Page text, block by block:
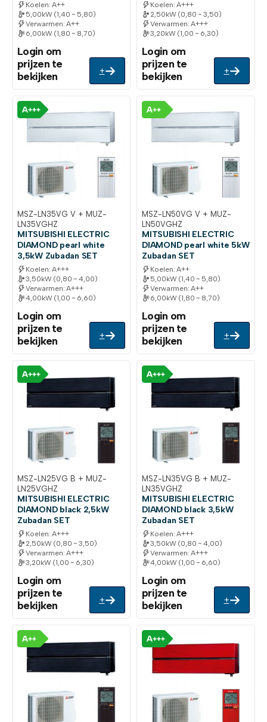
Koelen: A++
5,00kW (1,40 ~ 5,80)
Verwarmen: A++
6,00kW (1,80 ~ 8,70)
Login om
prijzen te
bekijken
+
Koelen: A+++
2,50kW (0,80 ~ 3,50)
Verwarmen: A+++
3,20kW (1,00 ~ 6,30)
Login om
prijzen te
bekijken
+
Koelen: A+++
3,50kW (0,80 ~ 4,00)
Verwarmen: A+++
4,00kW (1,00 ~ 6,60)
MSZ-LN35VG V + MUZ-
LN35VGHZ
MITSUBISHI ELECTRIC
DIAMOND pearl white
3,5kW Zubadan SET
Login om
prijzen te
bekijken
+
Koelen: A++
5,00kW (1,40 ~ 5,80)
Verwarmen: A++
6,00kW (1,80 ~ 8,70)
MSZ-LN50VG V + MUZ-
LN50VGHZ
MITSUBISHI ELECTRIC
DIAMOND pearl white 5kW
Zubadan SET
Login om
prijzen te
bekijken
+
Koelen: A+++
2,50kW (0,80 ~ 3,50)
Verwarmen: A+++
3,20kW (1,00 ~ 6,30)
MSZ-LN25VG B + MUZ-
LN25VGHZ
MITSUBISHI ELECTRIC
DIAMOND black 2,5kW
Zubadan SET
Login om
prijzen te
bekijken
+
Koelen: A+++
3,50kW (0,80 ~ 4,00)
Verwarmen: A+++
4,00kW (1,00 ~ 6,60)
MSZ-LN35VG B + MUZ-
LN35VGHZ
MITSUBISHI ELECTRIC
DIAMOND black 3,5kW
Zubadan SET
Login om
prijzen te
bekijken
+